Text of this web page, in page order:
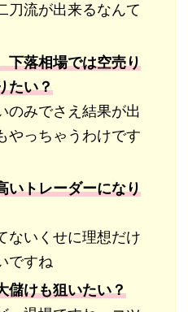
刀流が出来るなんて
下落相場では空売り
たい？
のみでさえ結果が出
やっちゃうわけです
いトレーダーになり
ないくせに理想だけ
ですね
儲けも狙いたい？